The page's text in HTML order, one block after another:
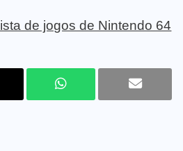
lista de jogos de Nintendo 64